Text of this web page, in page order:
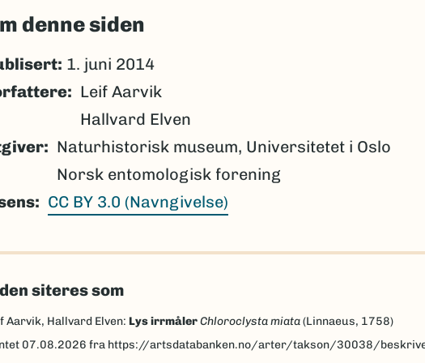
denne siden
1. juni 2014
Leif Aarvik
Hallvard Elven
Naturhistorisk museum, Universitetet i Oslo
Norsk entomologisk forening
CC BY 3.0 (Navngivelse)
siteres som
Aarvik, Hallvard Elven: Lys irrmålerChloroclysta miata(Linnaeus, 1758)
07.08.2026 fra https://artsdatabanken.no/arter/takson/30038/